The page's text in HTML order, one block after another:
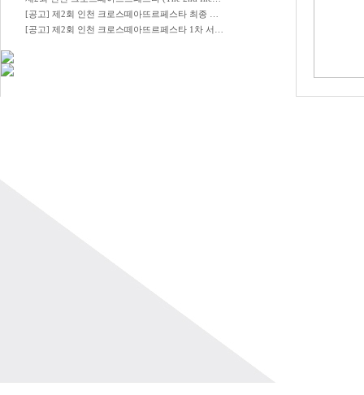
[공고] 제2회 인천 크로스떼아뜨르페스타 최종 …
[공고] 제2회 인천 크로스떼아뜨르페스타 1차 서…